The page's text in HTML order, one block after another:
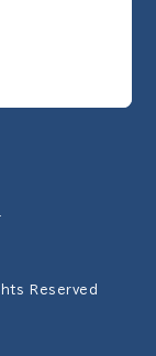
Reserved